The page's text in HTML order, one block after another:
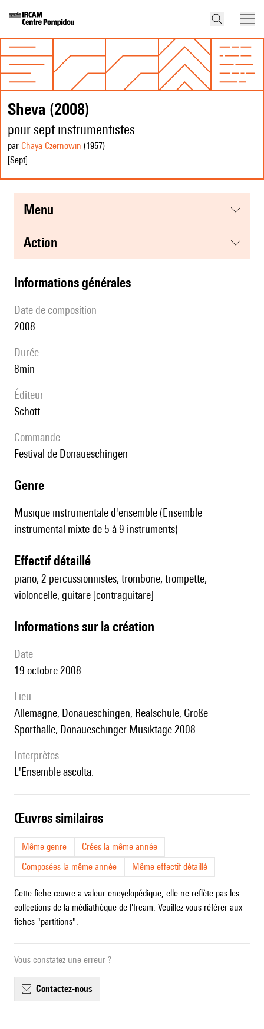
Sheva (2008)
pour sept instrumentistes
par Chaya Czernowin (1957)
[Sept]
menu
action
informations générales
date de composition
2008
durée
8min
éditeur
Schott
Commande
Festival de Donaueschingen
genre
Musique instrumentale d'ensemble (Ensemble
instrumental mixte de 5 à 9 instruments)
effectif détaillé
piano, 2 percussionnistes, trombone, trompette,
violoncelle, guitare [contraguitare]
informations sur la création
date
19 octobre 2008
lieu
Allemagne, Donaueschingen, Realschule, Große
Sporthalle, Donaueschinger Musiktage 2008
interprètes
l'Ensemble ascolta.
œuvres similaires
Même genre
Crées la même année
Composées la même année
Même effectif détaillé
Cette fiche œuvre a valeur encyclopédique, elle ne reflète pas les
collections de la médiathèque de l'Ircam. Veuillez vous référer aux
fiches "partitions".
Vous constatez une erreur ?
contactez-nous